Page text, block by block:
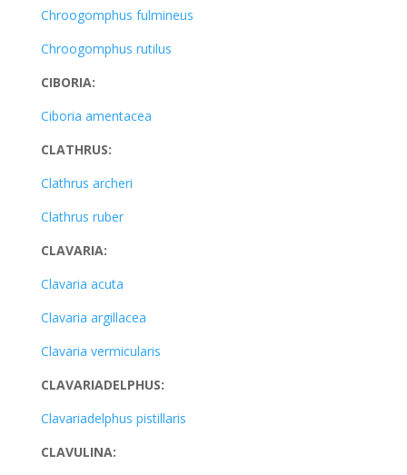
Chroogomphus fulmineus
Chroogomphus rutilus
CIBORIA:
Ciboria amentacea
CLATHRUS:
Clathrus archeri
Clathrus ruber
CLAVARIA:
Clavaria acuta
Clavaria argillacea
Clavaria vermicularis
CLAVARIADELPHUS:
Clavariadelphus pistillaris
CLAVULINA: